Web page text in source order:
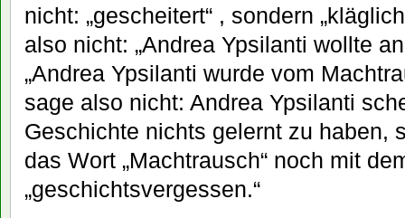
nicht: „gescheitert“ , sondern
also nicht: „Andrea Ypsilanti wollte
„Andrea Ypsilanti wurde vom
sage also nicht: Andrea Ypsilanti
Geschichte nichts gelernt zu haben,
das Wort „Machtrausch“ noch mit
„geschichtsvergessen.“